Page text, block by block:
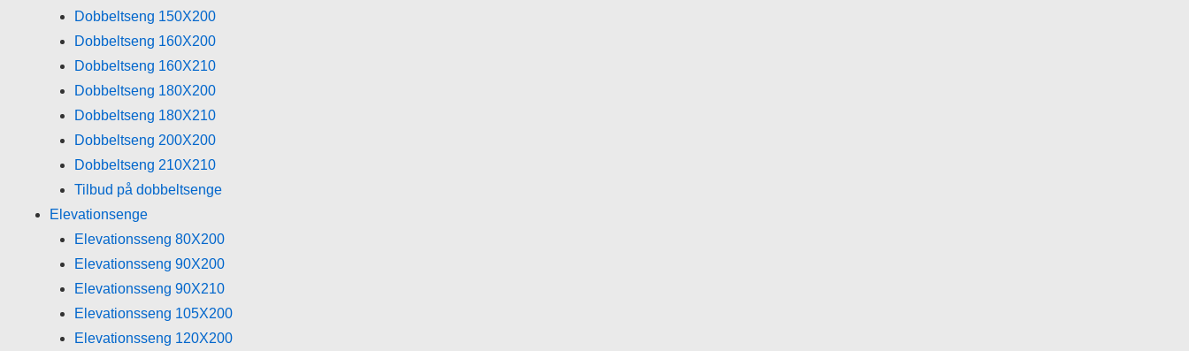
Dobbeltseng 150X200
Dobbeltseng 160X200
Dobbeltseng 160X210
Dobbeltseng 180X200
Dobbeltseng 180X210
Dobbeltseng 200X200
Dobbeltseng 210X210
Tilbud på dobbeltsenge
Elevationsenge
Elevationsseng 80X200
Elevationsseng 90X200
Elevationsseng 90X210
Elevationsseng 105X200
Elevationsseng 120X200